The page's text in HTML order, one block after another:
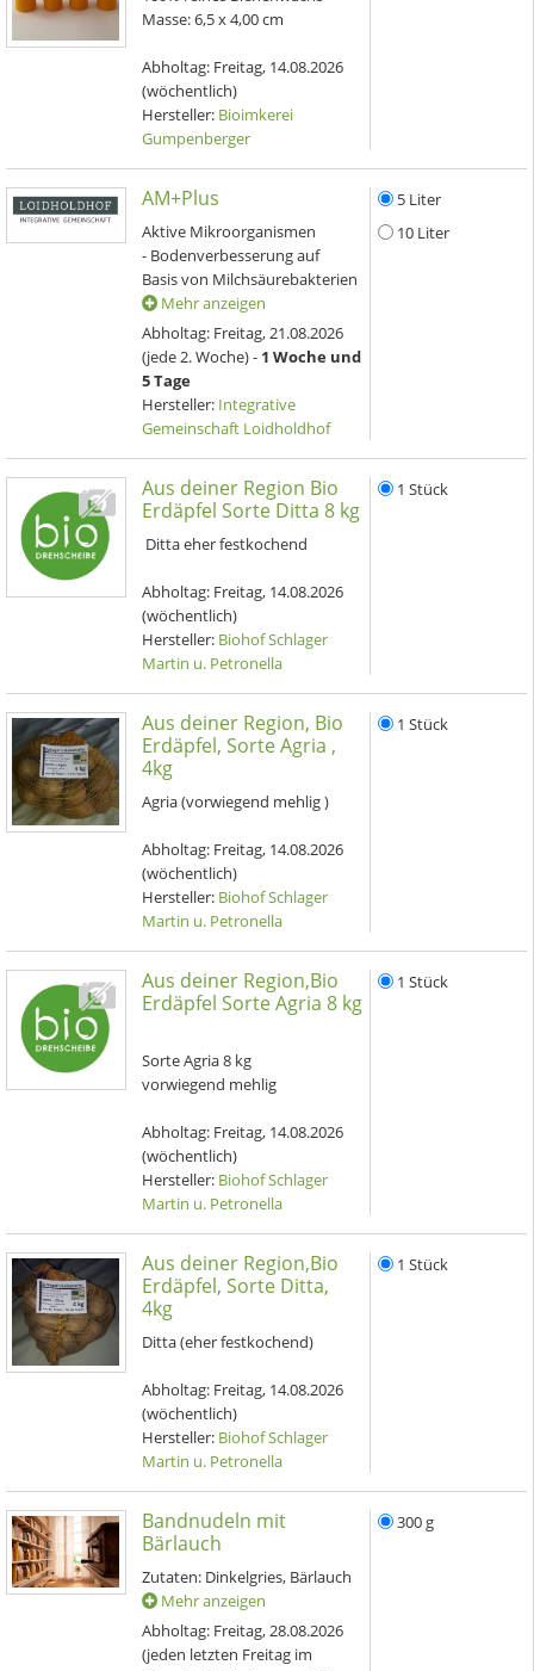
Masse: 6,5 x 4,00 cm
Abholtag: Freitag, 14.08.2026
(wöchentlich)
Hersteller: Bioimkerei
Gumpenberger
AM+Plus
Aktive Mikroorganismen
- Bodenverbesserung auf
Basis von Milchsäurebakterien
Mehr anzeigen
Abholtag: Freitag, 21.08.2026
(jede 2. Woche) - 1 Woche und
5 Tage
Hersteller: Integrative
Gemeinschaft Loidholdhof
5 Liter
10 Liter
Aus deiner Region Bio
Erdäpfel Sorte Ditta 8 kg
Ditta eher festkochend
Abholtag: Freitag, 14.08.2026
(wöchentlich)
Hersteller: Biohof Schlager
Martin u. Petronella
1 Stück
Aus deiner Region, Bio
Erdäpfel, Sorte Agria ,
4kg
Agria (vorwiegend mehlig )
Abholtag: Freitag, 14.08.2026
(wöchentlich)
Hersteller: Biohof Schlager
Martin u. Petronella
1 Stück
Aus deiner Region,Bio
Erdäpfel Sorte Agria 8 kg
Sorte Agria 8 kg
vorwiegend mehlig
Abholtag: Freitag, 14.08.2026
(wöchentlich)
Hersteller: Biohof Schlager
Martin u. Petronella
1 Stück
Aus deiner Region,Bio
Erdäpfel, Sorte Ditta,
4kg
Ditta (eher festkochend)
Abholtag: Freitag, 14.08.2026
(wöchentlich)
Hersteller: Biohof Schlager
Martin u. Petronella
1 Stück
Bandnudeln mit
Bärlauch
Zutaten: Dinkelgries, Bärlauch
Mehr anzeigen
Abholtag: Freitag, 28.08.2026
(jeden letzten Freitag im
300 g